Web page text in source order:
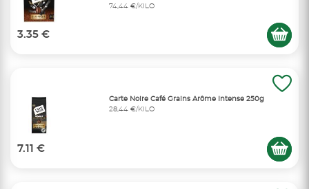
74,44 €/KILO
3.35 €
Carte Noire Café Grains Arôme Intense 250g
28,44 €/KILO
7.11 €